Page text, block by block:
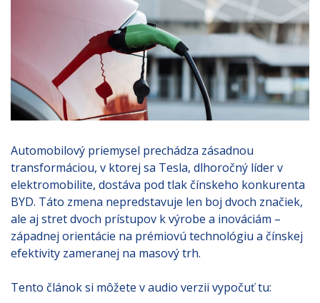
Automobilový priemysel prechádza zásadnou
transformáciou, v ktorej sa Tesla, dlhoročný líder v
elektromobilite, dostáva pod tlak čínskeho konkurenta
BYD. Táto zmena nepredstavuje len boj dvoch značiek,
ale aj stret dvoch prístupov k výrobe a inováciám –
západnej orientácie na prémiovú technológiu a čínskej
efektivity zameranej na masový trh.
Tento článok si môžete v audio verzii vypočuť tu: